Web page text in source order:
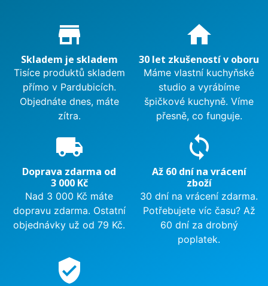
Proč nakupovat u nás?
store_mall_directory
Skladem je skladem
Tisíce produktů skladem
přímo v Pardubicích.
Objednáte dnes, máte
zítra.
home
30 let zkušeností v oboru
Máme vlastní kuchyňské
studio a vyrábíme
špičkové kuchyně. Víme
přesně, co funguje.
local_shipping
Doprava zdarma od
3 000 Kč
Nad 3 000 Kč máte
dopravu zdarma. Ostatní
objednávky už od 79 Kč.
sync
Až 60 dní na vrácení
zboží
30 dní na vrácení zdarma.
Potřebujete víc času? Až
60 dní za drobný
poplatek.
verified_user